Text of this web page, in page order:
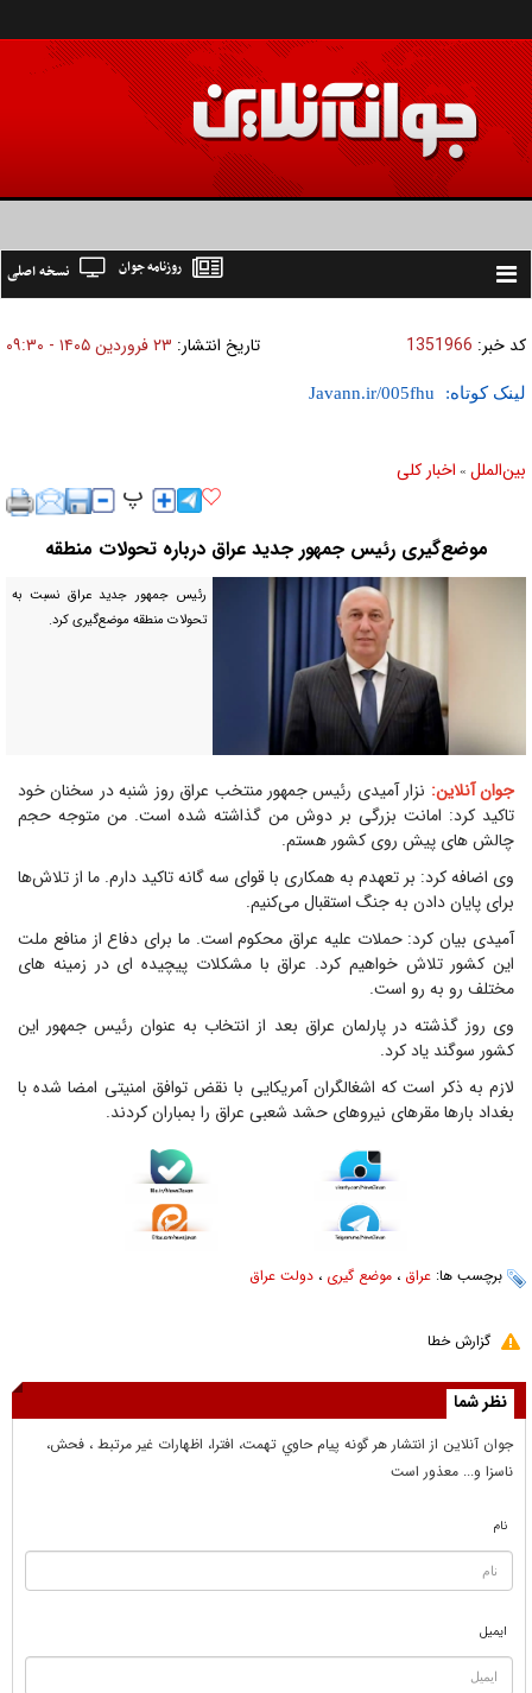
Toggle
نسخه اصلی روزنامه جوان
کد خبر: 1351966 تاریخ انتشار: ۲۳ فروردين ۱۴۰۵ - ۰۹:۳۰
لینک کوتاه:
بين‌الملل » اخبار كلی
موضع‌گیری رئیس جمهور جدید عراق درباره تحولات منطقه
رئیس جمهور جدید عراق نسبت به
تحولات منطقه موضع‌گیری کرد.
جوان آنلاین: نزار آمیدی رئیس جمهور منتخب عراق روز شنبه در سخنان خود
تاکید کرد: امانت بزرگی بر دوش من گذاشته شده است. من متوجه حجم
چالش های پیش روی کشور هستم.
وی اضافه کرد: بر تعهدم به همکاری با قوای سه گانه تاکید دارم. ما از تلاش‌ها
برای پایان دادن به جنگ استقبال می‌کنیم.
آمیدی بیان کرد: حملات علیه عراق محکوم است. ما برای دفاع از منافع ملت
این کشور تلاش خواهیم کرد. عراق با مشکلات پیچیده ای در زمینه های
مختلف رو به رو است.
وی روز گذشته در پارلمان عراق بعد از انتخاب به عنوان رئیس جمهور این
کشور سوگند یاد کرد.
لازم به ذکر است که اشغالگران آمریکایی با نقض توافق امنیتی امضا شده با
بغداد بارها مقرهای نیروهای حشد شعبی عراق را بمباران کردند.
برچسب ها: عراق ، موضع گیری ، دولت عراق
گزارش خطا
نظر شما
جوان آنلاين از انتشار هر گونه پيام حاوي تهمت، افترا، اظهارات غير مرتبط ، فحش،
ناسزا و... معذور است
نام
ایمیل